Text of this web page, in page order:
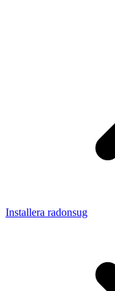
Installera radonsug